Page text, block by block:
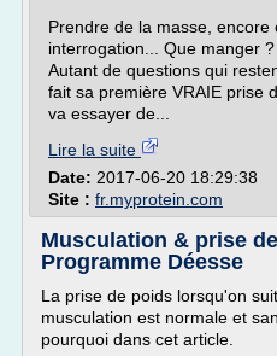
Prendre de la masse, encore
interrogation... Que manger ?
Autant de questions qui
fait sa première VRAIE prise
va essayer de...
Lire la suite
Date: 2017-06-20 18:29:38
Site : fr.myprotein.com
Musculation & prise
Programme Déesse
La prise de poids lorsqu'on
musculation est normale et
pourquoi dans cet article.